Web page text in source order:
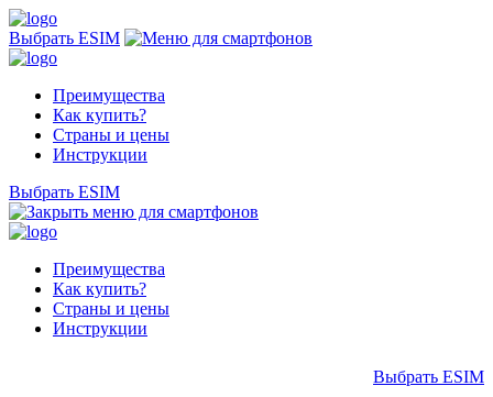
Выбрать ESIM
Преимущества
Как купить?
Страны и цены
Инструкции
Выбрать ESIM
Преимущества
Как купить?
Страны и цены
Инструкции
Выбрать ESIM